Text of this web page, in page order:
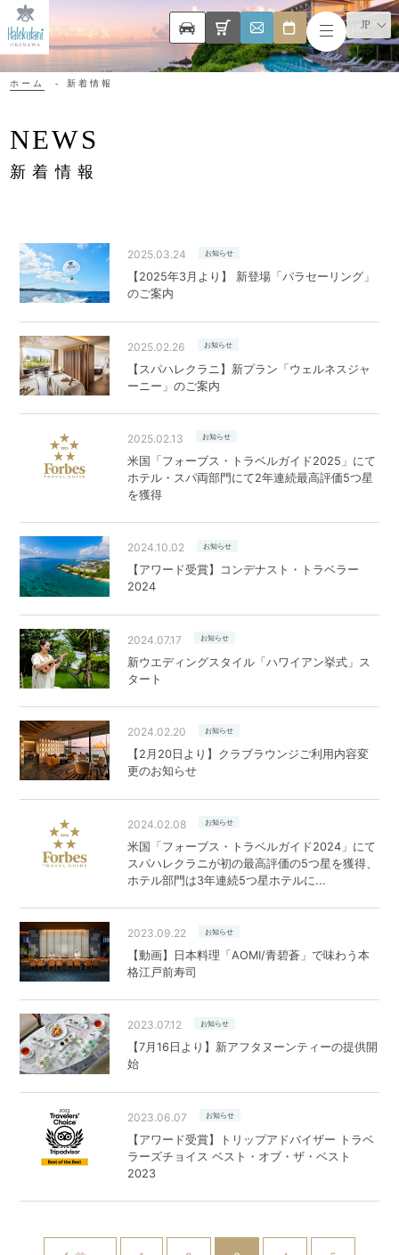
JP
ホーム 新着情報
NEWS
新着情報
2025.03.24 お知らせ
【2025年3月より】 新登場「パラセーリング」
のご案内
2025.02.26 お知らせ
【スパハレクラニ】新プラン「ウェルネスジャ
ーニー」のご案内
2025.02.13 お知らせ
米国「フォーブス・トラベルガイド2025」にて
ホテル・スパ両部門にて2年連続最高評価5つ星
を獲得
2024.10.02 お知らせ
【アワード受賞】コンデナスト・トラベラー
2024
2024.07.17 お知らせ
新ウエディングスタイル「ハワイアン挙式」ス
タート
2024.02.20 お知らせ
【2月20日より】クラブラウンジご利用内容変
更のお知らせ
2024.02.08 お知らせ
米国「フォーブス・トラベルガイド2024」にて
スパハレクラニが初の最高評価の5つ星を獲得、
ホテル部門は3年連続5つ星ホテルに...
2023.09.22 お知らせ
【動画】日本料理「AOMI/青碧蒼」で味わう本
格江戸前寿司
2023.07.12 お知らせ
【7月16日より】新アフタヌーンティーの提供開
始
2023.06.07 お知らせ
【アワード受賞】トリップアドバイザー トラベ
ラーズチョイス ベスト・オブ・ザ・ベスト
2023